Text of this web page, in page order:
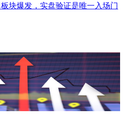
块爆发，实盘验证是唯一入场门